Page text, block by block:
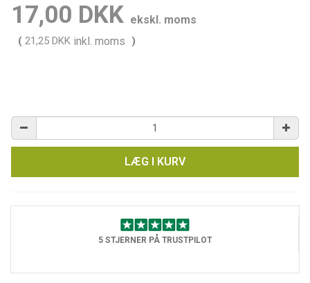
17,00 DKK ekskl. moms
( 21,25 DKK inkl. moms )
LÆG I KURV
5 STJERNER PÅ TRUSTPILOT